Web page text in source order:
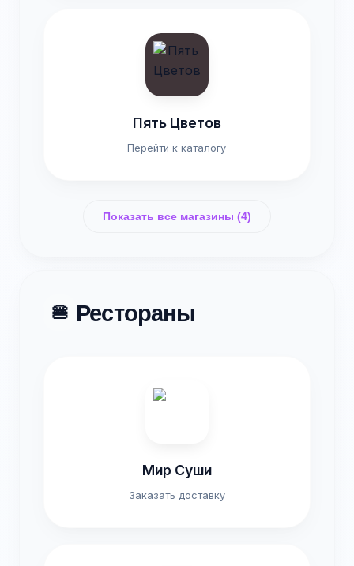
Пять Цветов
Перейти к каталогу
Показать все магазины (4)
🍔 Рестораны
Мир Суши
Заказать доставку